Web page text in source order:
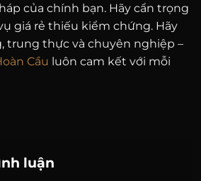
của chính bạn. Hãy cẩn trọng
giá rẻ thiếu kiểm chứng. Hãy
trung thực và chuyên nghiệp –
Cầu luôn cam kết với mỗi
luận